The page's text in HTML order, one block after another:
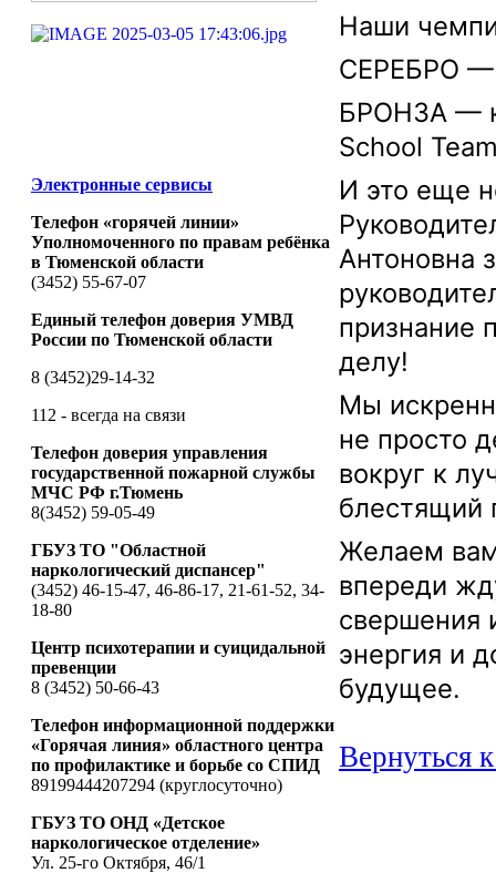
Электронные сервисы
Телефон «горячей линии»
Уполномоченного по правам ребёнка
в Тюменской области
(3452) 55-67-07
Единый телефон доверия УМВД
России по Тюменской области
8 (3452)29-14-32
112 - всегда на связи
Телефон доверия управления
государственной пожарной службы
МЧС РФ г.Тюмень
8(3452) 59-05-49
ГБУЗ ТО "Областной
наркологический диспансер"
(3452) 46-15-47, 46-86-17, 21-61-52, 34-
18-80
Центр психотерапии и суицидальной
превенции
8 (3452) 50-66-43
Телефон информационной поддержки
«Горячая линия» областного центра
по профилактике и борьбе со СПИД
89199444207294 (круглосуточно)
ГБУЗ ТО ОНД «Детское
наркологическое отделение»
Ул. 25-го Октября, 46/1
Наши
СЕРЕБРО —
БРОНЗА —
School
И это еще
Антоновна
признание
делу!
Мы
не просто
вокруг к
блестящий
Желаем вам
впереди
свершения
энергия и
будущее.
Вернуться